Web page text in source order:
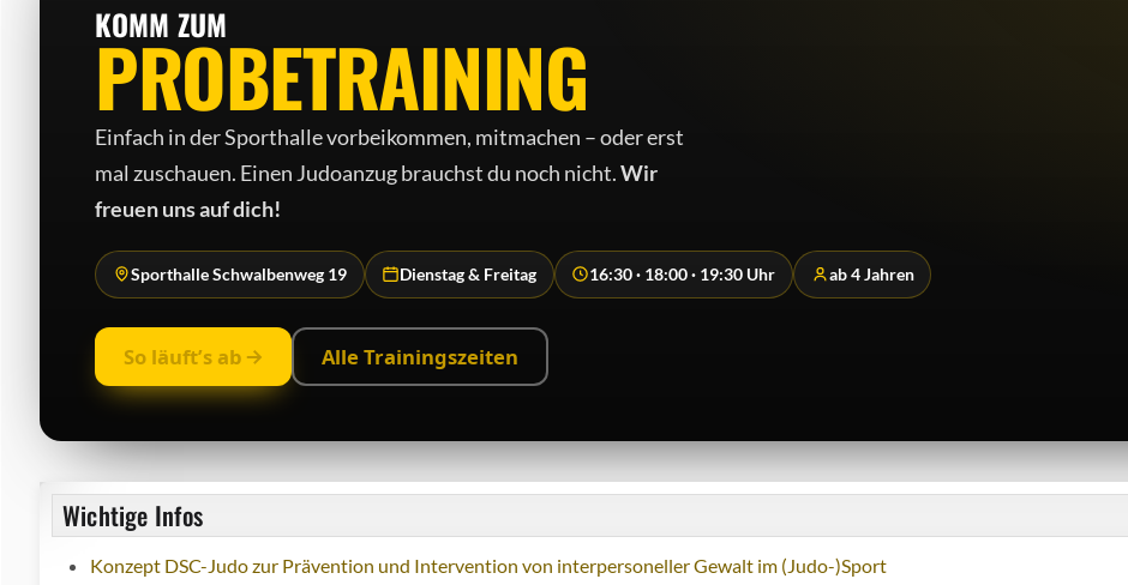
KOMM ZUM
PROBETRAINING
Einfach in der Sporthalle vorbeikommen, mitmachen – oder erst
mal zuschauen. Einen Judo­anzug brauchst du noch nicht.Wir
freuen uns auf dich!
Sporthalle Schwalbenweg 19 Dienstag & Freitag 16:30 · 18:00 · 19:30 Uhr ab 4 Jahren
So läuft’s ab Alle Trainingszeiten
Wichtige Infos
Konzept DSC-Judo zur Prävention und Intervention von interpersoneller Gewalt im (Judo-)Sport